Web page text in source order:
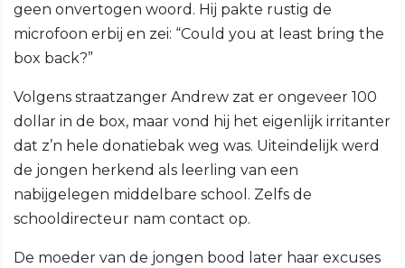
geen onvertogen woord. Hij pakte rustig de
microfoon erbij en zei: “Could you at least bring the
box back?”
Volgens straatzanger Andrew zat er ongeveer 100
dollar in de box, maar vond hij het eigenlijk irritanter
dat z’n hele donatiebak weg was. Uiteindelijk werd
de jongen herkend als leerling van een
nabijgelegen middelbare school. Zelfs de
schooldirecteur nam contact op.
De moeder van de jongen bood later haar excuses